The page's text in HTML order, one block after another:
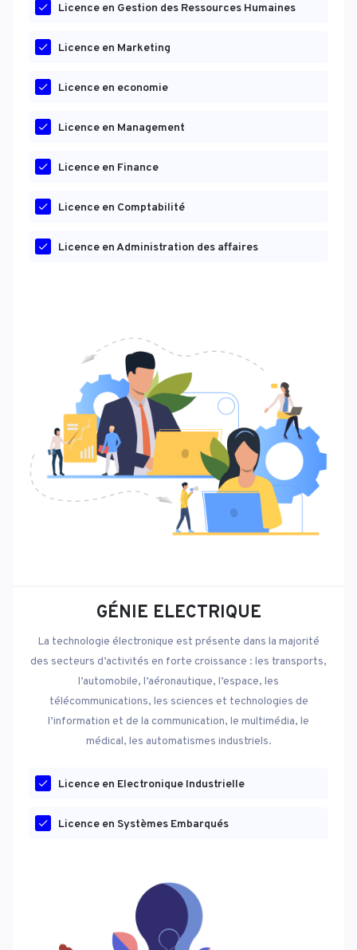
Licence en Gestion des Ressources Humaines
Licence en Marketing
Licence en economie
Licence en Management
Licence en Finance
Licence en Comptabilité
Licence en Administration des affaires
GÉNIE ELECTRIQUE
La technologie électronique est présente dans la majorité
des secteurs d’activités en forte croissance : les transports,
l’automobile, l’aéronautique, l’espace, les
télécommunications, les sciences et technologies de
l’information et de la communication, le multimédia, le
médical, les automatismes industriels.
Licence en Electronique Industrielle
Licence en Systèmes Embarqués